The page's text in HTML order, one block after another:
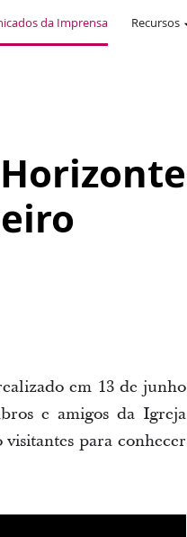
da Imprensa Recursos
em 13 de junho
e amigos da Igreja
para conhecer